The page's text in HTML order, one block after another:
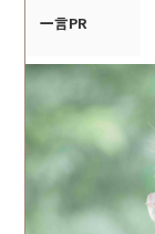
一言PR